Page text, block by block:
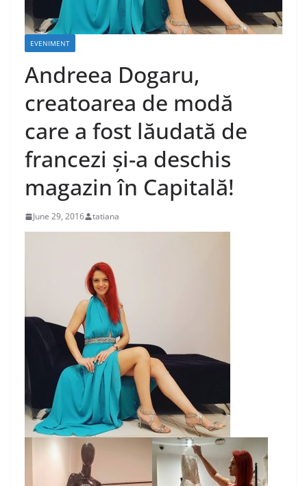
EVENIMENT
Andreea Dogaru,
creatoarea de modă
care a fost lăudată de
francezi și-a deschis
magazin în Capitală!
June 29, 2016 tatiana